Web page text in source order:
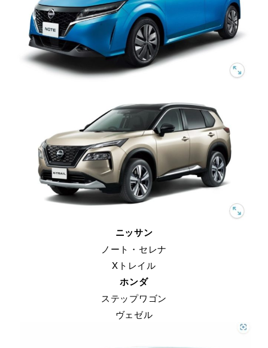
ニッサン
ノート・セレナ
Xトレイル
ホンダ
ステップワゴン
ヴェゼル